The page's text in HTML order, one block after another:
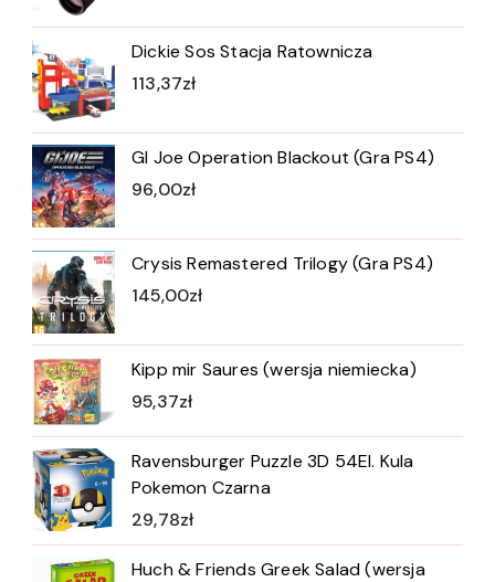
Dickie Sos Stacja Ratownicza
113,37zł
GI Joe Operation Blackout (Gra PS4)
96,00zł
Crysis Remastered Trilogy (Gra PS4)
145,00zł
Kipp mir Saures (wersja niemiecka)
95,37zł
Ravensburger Puzzle 3D 54El. Kula
Pokemon Czarna
29,78zł
Huch & Friends Greek Salad (wersja